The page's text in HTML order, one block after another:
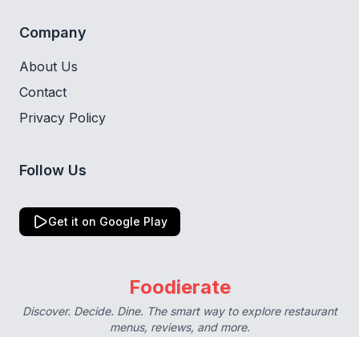
Company
About Us
Contact
Privacy Policy
Follow Us
Get it on Google Play
Foodierate
Discover. Decide. Dine. The smart way to explore restaurant
menus, reviews, and more.